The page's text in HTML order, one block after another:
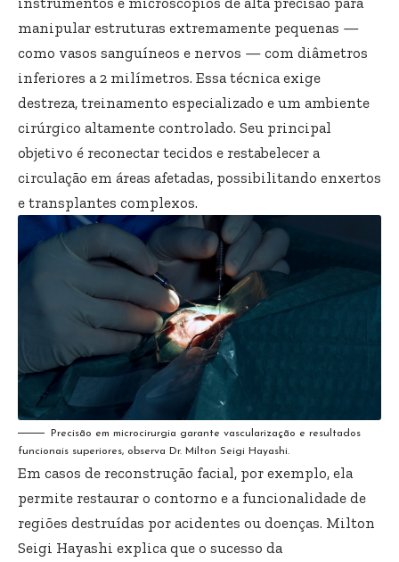
manipular estruturas extremamente pequenas —
como vasos sanguíneos e nervos — com diâmetros
inferiores a 2 milímetros. Essa técnica exige
destreza, treinamento especializado e um ambiente
cirúrgico altamente controlado. Seu principal
objetivo é reconectar tecidos e restabelecer a
circulação em áreas afetadas, possibilitando enxertos
e transplantes complexos.
Precisão em microcirurgia garante vascularização e resultados
funcionais superiores, observa Dr. Milton Seigi Hayashi.
Em casos de reconstrução facial, por exemplo, ela
permite restaurar o contorno e a funcionalidade de
regiões destruídas por acidentes ou doenças. Milton
Seigi Hayashi explica que o sucesso da